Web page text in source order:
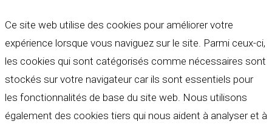
Ce site web utilise des cookies pour améliorer votre
expérience lorsque vous naviguez sur le site. Parmi ceux-ci,
les cookies qui sont catégorisés comme nécessaires sont
stockés sur votre navigateur car ils sont essentiels pour
les fonctionnalités de base du site web. Nous utilisons
également des cookies tiers qui nous aident à analyser et à